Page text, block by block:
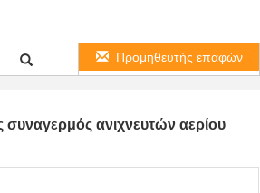
Προμηθευτής επαφών
ανιχνευτών αερίου